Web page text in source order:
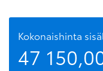
Kokonaishinta
47